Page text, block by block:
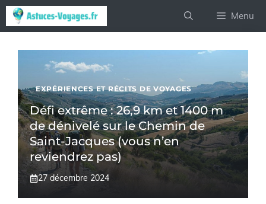
Aller
au
Menu
EXPÉRIENCES ET RÉCITS DE VOYAGES
Défi extrême : 26,9 km et 1400 m
de dénivelé sur le Chemin de
Saint-Jacques (vous n’en
reviendrez pas)
27 décembre 2024